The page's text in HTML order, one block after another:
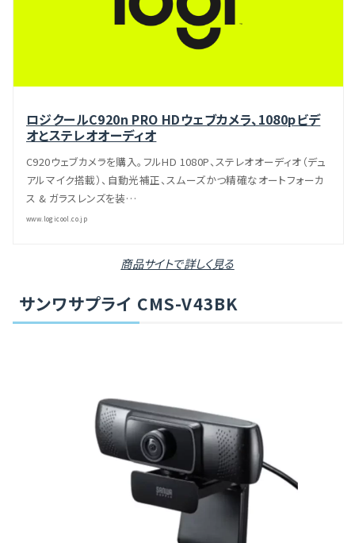
ロジクールC920n PRO HDウェブカメラ、1080pビデ
オとステレオオーディオ
C920ウェブカメラを購入。フルHD 1080P、ステレオオーディオ（デュ
アルマイク搭載）、自動光補正、スムーズかつ精確なオートフォーカ
ス & ガラスレンズを装…
www.logicool.co.jp
商品サイトで詳しく見る
サンワサプライ CMS-V43BK